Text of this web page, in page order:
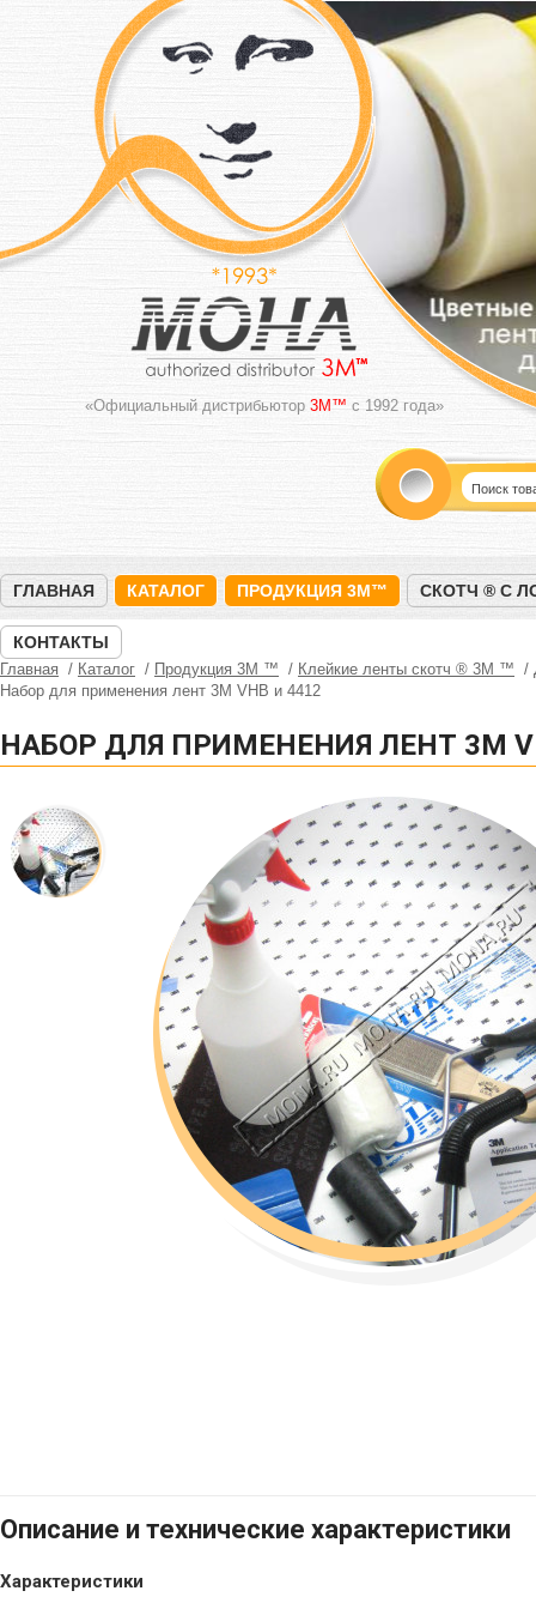
«Официальный дистрибьютор 3M™ с 1992 года»
ГЛАВНАЯ КАТАЛОГ ПРОДУКЦИЯ 3M™ СКОТЧ ® С
КОНТАКТЫ
Главная Каталог Продукция 3M ™ Клейкие ленты скотч ® 3M ™
Набор для применения лент 3М VHB и 4412
НАБОР ДЛЯ ПРИМЕНЕНИЯ ЛЕНТ 3М
Описание и технические характеристики
Характеристики